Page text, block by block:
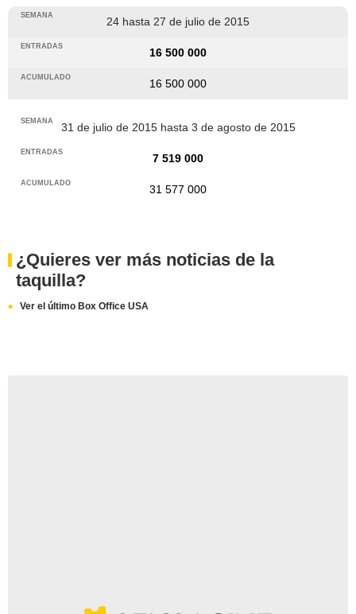
24 hasta 27 de julio de 2015
16 500 000
16 500 000
31 de julio de 2015 hasta 3 de agosto de 2015
7 519 000
31 577 000
¿Quieres ver más noticias de la
taquilla?
Ver el último Box Office USA